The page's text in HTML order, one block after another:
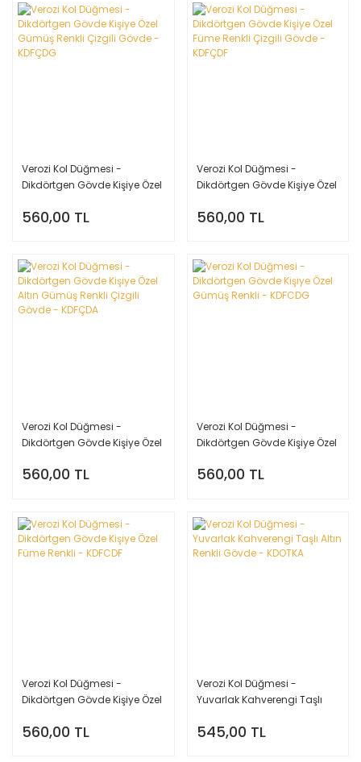
Verozi Kol Düğmesi -
Dikdörtgen Gövde Kişiye Özel
KDFÇDG
560,00 TL
Verozi Kol Düğmesi -
Dikdörtgen Gövde Kişiye Özel
KDFÇDF
560,00 TL
Verozi Kol Düğmesi -
Dikdörtgen Gövde Kişiye Özel
Gövde - KDFÇDA
560,00 TL
Verozi Kol Düğmesi -
Dikdörtgen Gövde Kişiye Özel
560,00 TL
Verozi Kol Düğmesi -
Dikdörtgen Gövde Kişiye Özel
560,00 TL
Verozi Kol Düğmesi -
Yuvarlak Kahverengi Taşlı
545,00 TL